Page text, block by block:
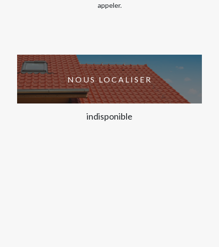
appeler.
NOUS LOCALISER
indisponible